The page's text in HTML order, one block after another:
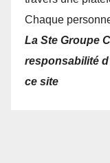
Chaque
La Ste Groupe
responsabilité
ce site